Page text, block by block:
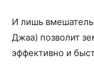
И лишь
Джаа) позволит
эффективно и